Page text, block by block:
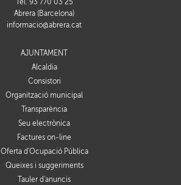
Tel. 93 770 03 25
Abrera (Barcelona)
informacio@abrera.cat
AJUNTAMENT
Alcaldia
Consistori
Organització municipal
Transparència
Seu electrònica
Factures on-line
Oferta d'Ocupació Pública
Queixes i suggeriments
Tauler d'anuncis